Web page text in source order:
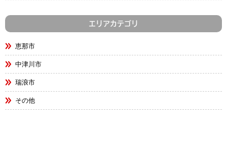
エリアカテゴリ
恵那市
中津川市
瑞浪市
その他